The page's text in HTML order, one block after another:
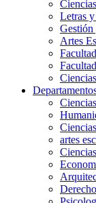
Letras
Artes
artes
Derecho